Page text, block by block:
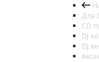
Для
CD
DJ
DJ